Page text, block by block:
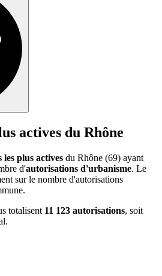
actives du Rhône
les plus actives du Rhône (69) ayant
d'autorisations d'urbanisme. Le
sur le nombre d'autorisations
totalisent 11 123 autorisations, soit